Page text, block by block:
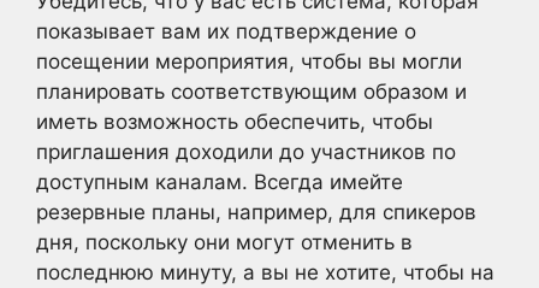
показывает вам их подтверждение о
посещении мероприятия, чтобы вы могли
планировать соответствующим образом и
иметь возможность обеспечить, чтобы
приглашения доходили до участников по
доступным каналам. Всегда имейте
резервные планы, например, для спикеров
дня, поскольку они могут отменить в
последнюю минуту, а вы не хотите, чтобы на